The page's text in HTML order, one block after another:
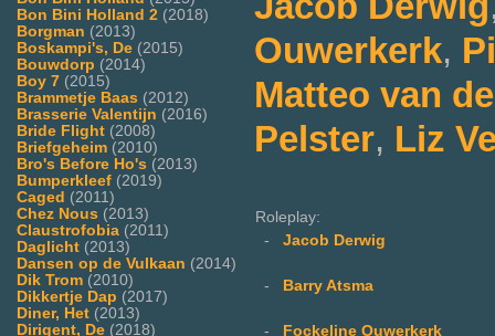
Bon Bini Holland 2 (2018)
Borgman (2013)
Boskampi's, De (2015)
Bouwdorp (2014)
Boy 7 (2015)
Brammetje Baas (2012)
Brasserie Valentijn (2016)
Bride Flight (2008)
Briefgeheim (2010)
Bro's Before Ho's (2013)
Bumperkleef (2019)
Caged (2011)
Chez Nous (2013)
Claustrofobia (2011)
Daglicht (2013)
Dansen op de Vulkaan (2014)
Dik Trom (2010)
Dikkertje Dap (2017)
Diner, Het (2013)
Dirigent, De (2018)
Ouwerkerk,
Matteo van
Pelster, Liz
Roleplay:
- Jacob Derwig
- Barry Atsma
- Fockeline Ouwerkerk